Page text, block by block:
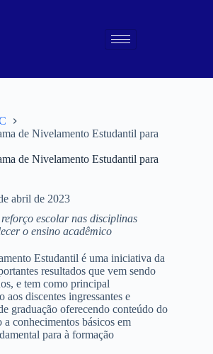
de Nivelamento Estudantil para
de Nivelamento Estudantil para
abril de 2023
escolar nas disciplinas
o ensino acadêmico
Estudantil é uma iniciativa da
resultados que vem sendo
e tem como principal
aos discentes ingressantes e
graduação oferecendo conteúdo do
a conhecimentos básicos em
para à formação